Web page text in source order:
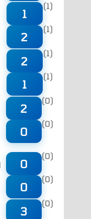
1
(1)
2
(1)
2
(1)
1
(1)
2
(0)
0
(0)
0
(0)
0
(0)
3
(0)